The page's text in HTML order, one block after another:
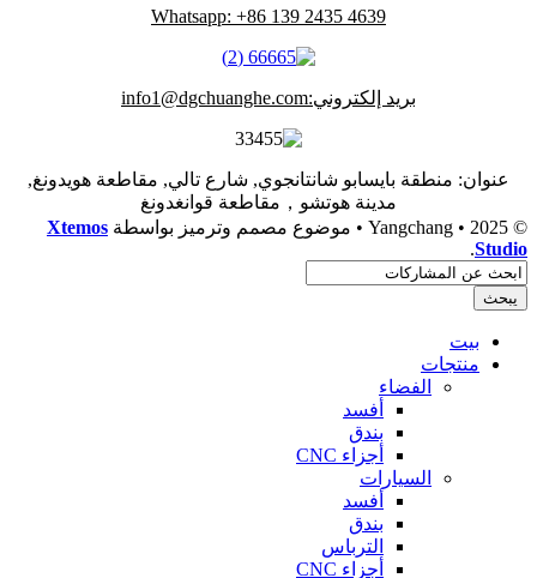
Whatsapp: +86 139 2435 4639
بريد إلكتروني:info1@dgchuanghe.com
عنوان: منطقة بايسابو شانتانجوي, شارع تالي, مقاطعة هويدونغ,
مدينة هوتشو，مقاطعة قوانغدونغ
© 2025 • Yangchang • موضوع مصمم وترميز بواسطة
Xtemos
Studio
.
يبحث
بيت
منتجات
الفضاء
أفسد
بندق
أجزاء CNC
السيارات
أفسد
بندق
الترباس
أجزاء CNC